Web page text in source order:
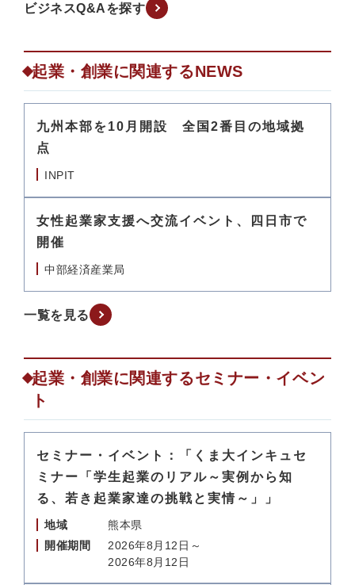
ビジネスQ&Aを探す
起業・創業に関連するNEWS
九州本部を10月開設 全国2番目の地域拠
点
INPIT
女性起業家支援へ交流イベント、四日市で
開催
中部経済産業局
一覧を見る
起業・創業に関連するセミナー・イベン
ト
セミナー・イベント：「くま大インキュセ
ミナー「学生起業のリアル～実例から知
る、若き起業家達の挑戦と実情～」」
地域
熊本県
開催期間
2026年8月12日～
2026年8月12日